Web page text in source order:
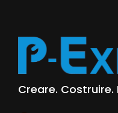
Creare. Costruire.